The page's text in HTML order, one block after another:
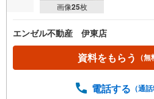
画像25枚
エンゼル不動産 伊東店
資料をもらう （無
電話する （通